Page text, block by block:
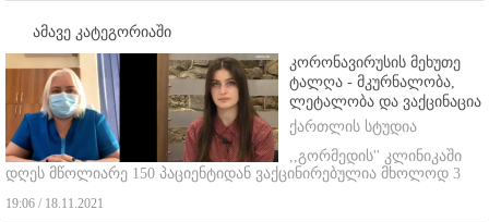
ამავე კატეგორიაში
კორონავირუსის მეხუთე
ტალღა - მკურნალობა,
ლეტალობა და ვაქცინაცია
ქართლის სტუდია
,,გორმედის'' კლინიკაში
დღეს მწოლიარე 150 პაციენტიდან ვაქცინირებულია მხოლოდ 3
19:06 / 18.11.2021